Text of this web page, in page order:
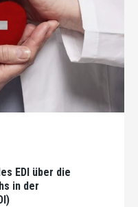
EDI über die
in der